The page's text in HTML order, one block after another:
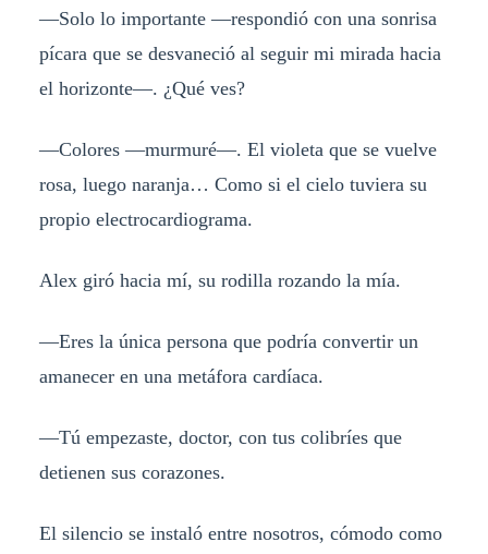
—Solo lo importante —respondió con una sonrisa
pícara que se desvaneció al seguir mi mirada hacia
el horizonte—. ¿Qué ves?
—Colores —murmuré—. El violeta que se vuelve
rosa, luego naranja… Como si el cielo tuviera su
propio electrocardiograma.
Alex giró hacia mí, su rodilla rozando la mía.
—Eres la única persona que podría convertir un
amanecer en una metáfora cardíaca.
—Tú empezaste, doctor, con tus colibríes que
detienen sus corazones.
El silencio se instaló entre nosotros, cómodo como